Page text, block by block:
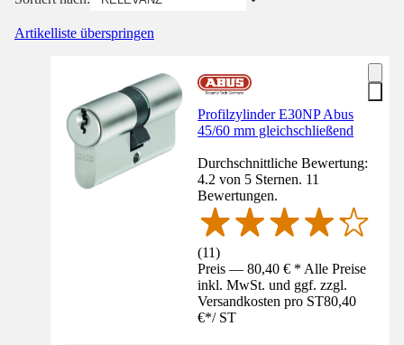
Artikelliste überspringen
Profilzylinder E30NP Abus
45/60 mm gleichschließend
Durchschnittliche Bewertung:
4.2 von 5 Sternen. 11
Bewertungen.
(11)
Preis — 80,40 € * Alle Preise
inkl. MwSt. und ggf. zzgl.
Versandkosten pro ST80,40
€*/ ST